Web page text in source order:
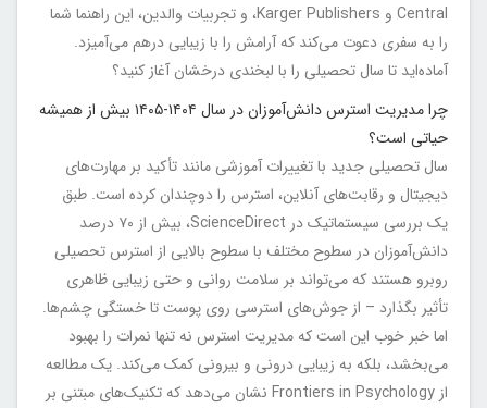
Central و Karger Publishers، و تجربیات والدین، این راهنما شما
را به سفری دعوت می‌کند که آرامش را با زیبایی درهم می‌آمیزد.
آماده‌اید تا سال تحصیلی را با لبخندی درخشان آغاز کنید؟
چرا مدیریت استرس دانش‌آموزان در سال ۱۴۰۴-۱۴۰۵ بیش از همیشه
حیاتی است؟
سال تحصیلی جدید با تغییرات آموزشی مانند تأکید بر مهارت‌های
دیجیتال و رقابت‌های آنلاین، استرس را دوچندان کرده است. طبق
یک بررسی سیستماتیک در ScienceDirect، بیش از ۷۰ درصد
دانش‌آموزان در سطوح مختلف با سطوح بالایی از استرس تحصیلی
روبرو هستند که می‌تواند بر سلامت روانی و حتی زیبایی ظاهری
تأثیر بگذارد – از جوش‌های استرسی روی پوست تا خستگی چشم‌ها.
اما خبر خوب این است که مدیریت استرس نه تنها نمرات را بهبود
می‌بخشد، بلکه به زیبایی درونی و بیرونی کمک می‌کند. یک مطالعه
از Frontiers in Psychology نشان می‌دهد که تکنیک‌های مبتنی بر